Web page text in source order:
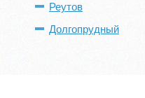
Реутов
Долгопрудный